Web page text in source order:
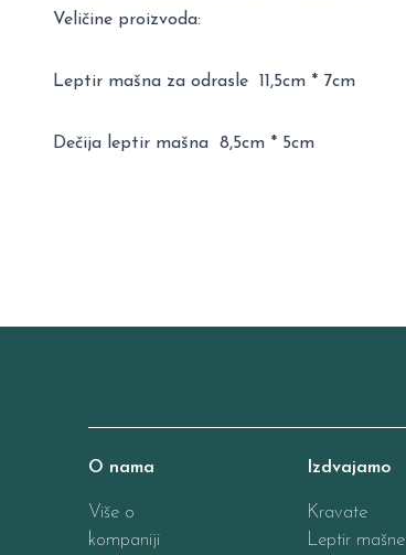
Veličine proizvoda:
Leptir mašna za odrasle 11,5cm * 7cm
Dečija leptir mašna 8,5cm * 5cm
O nama
Više o
kompaniji
Izdvajamo
Kravate
Leptir mašne